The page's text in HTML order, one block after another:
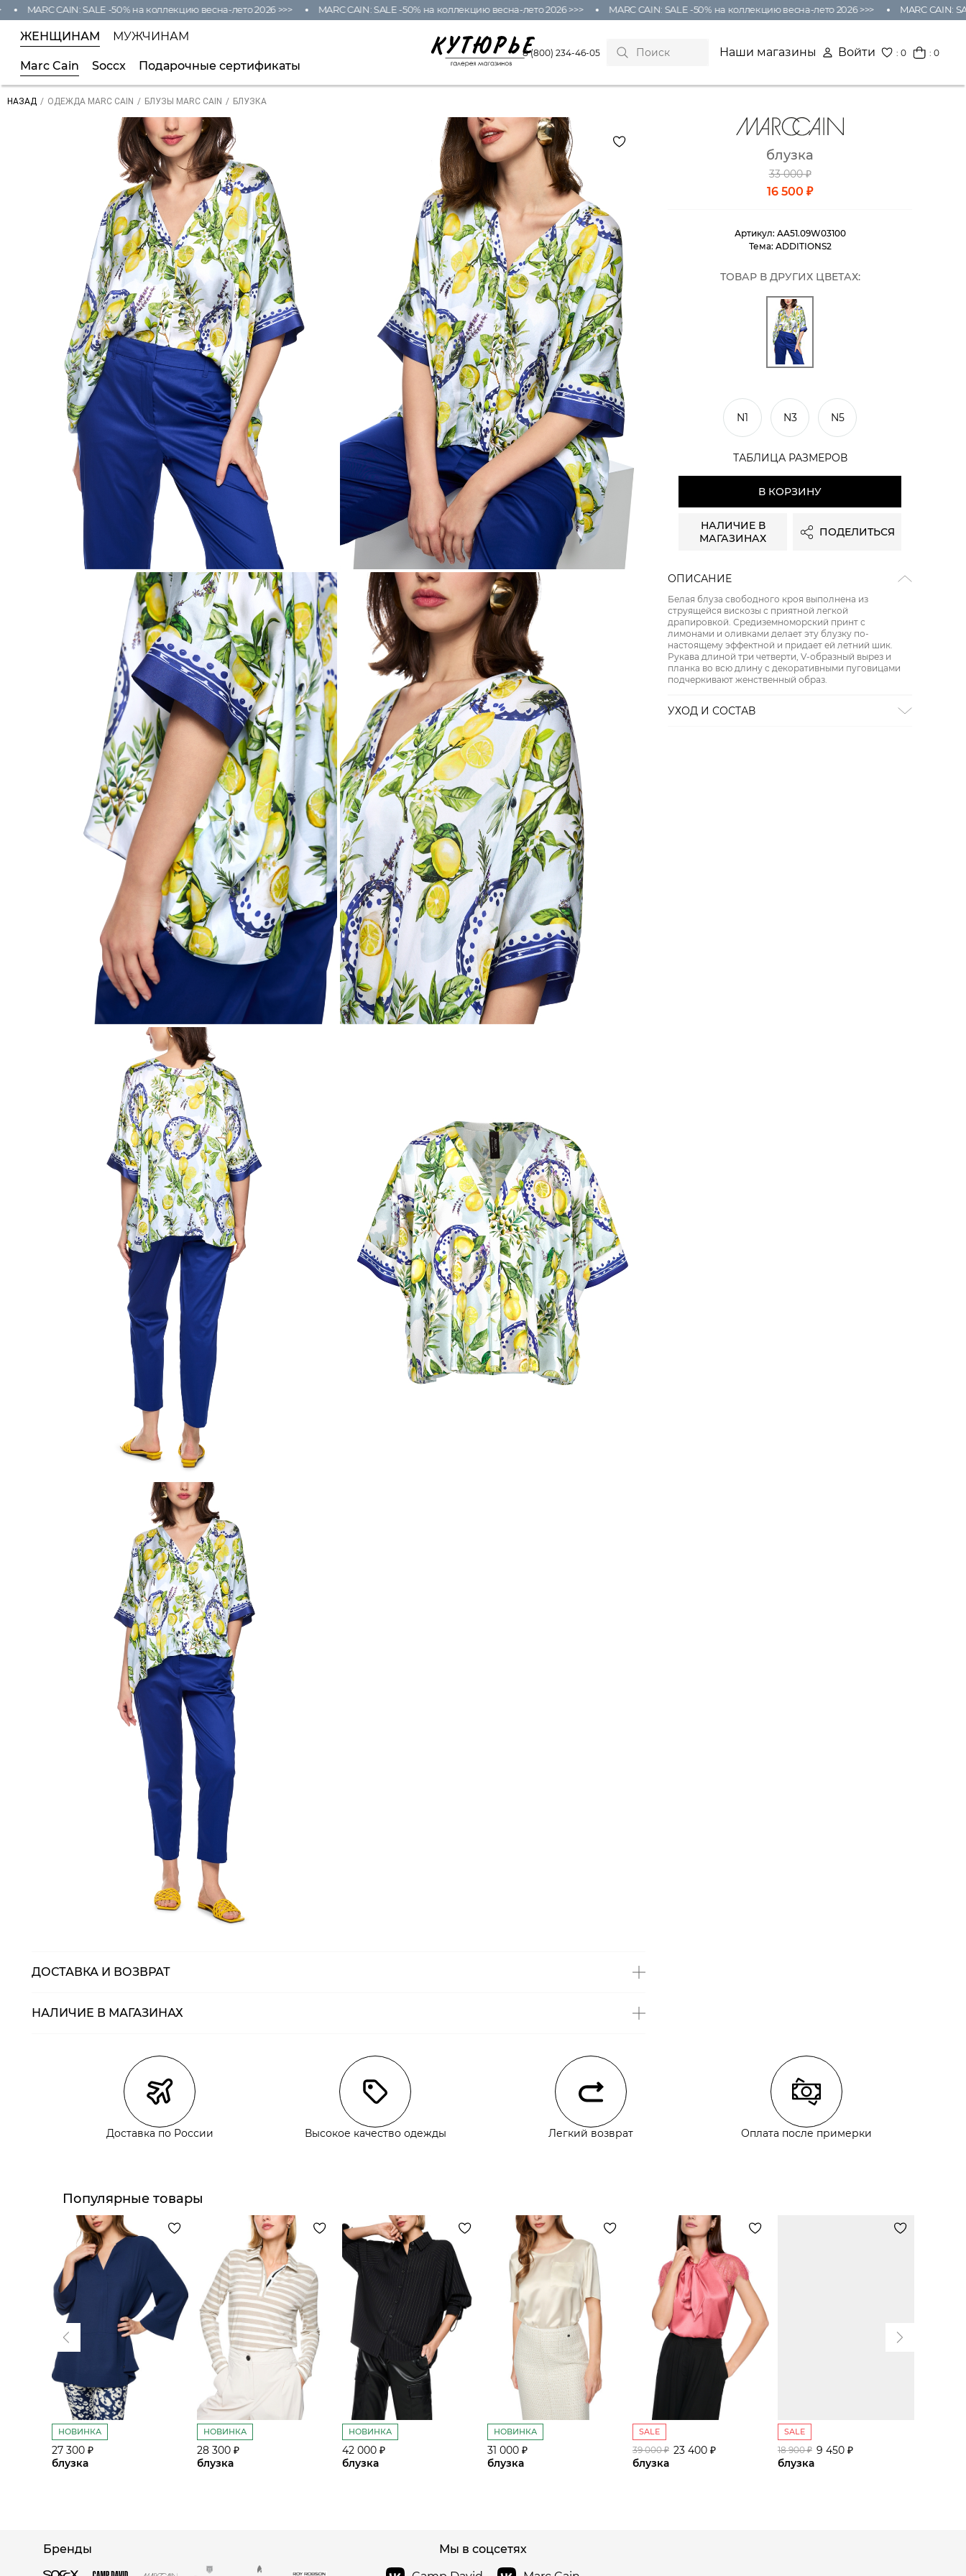
MARC CAIN: SALE -50% на коллекцию весна-лето 2026 >>> MARC CAIN: SALE -50% на коллекцию весна-лето 2026 >>> MARC CAIN: SALE -50% на коллекцию весна-лето 2026 >>> MARC CAIN:
ЖЕНЩИНАМ МУЖЧИНАМ
Marc Cain Soccx Подарочные сертификаты
8 (800) 234-46-05 Наши магазины Войти :0 : 0
НАЗАД / ОДЕЖДА MARC CAIN / БЛУЗЫ MARC CAIN / БЛУЗКА
ДОСТАВКА И ВОЗВРАТ
Курьерская доставка СДЭК
Самовывоз из пункта выдачи СДЭК
Самовывоз из наших магазинов
Самовывоз из пункта выдачи СДЭК
НАЛИЧИЕ В МАГАЗИНАХ
блузка
33 000 ₽
16 500 ₽
Артикул: AA51.09W03100
Тема: ADDITIONS2
ТОВАР В ДРУГИХ ЦВЕТАХ:
N1 N3 N5
ТАБЛИЦА РАЗМЕРОВ
В КОРЗИНУ
НАЛИЧИЕ В
МАГАЗИНАХ
ПОДЕЛИТЬСЯ
ОПИСАНИЕ
Белая блуза свободного кроя выполнена из
струящейся вискозы с приятной легкой
драпировкой. Средиземноморский принт с
лимонами и оливками делает эту блузку по-
настоящему эффектной и придает ей летний шик.
Рукава длиной три четверти, V-образный вырез и
планка во всю длину с декоративными пуговицами
подчеркивают женственный образ.
УХОД И СОСТАВ
Доставка по России Высокое качество одежды Легкий возврат Оплата после примерки
Популярные товары
НОВИНКА
27 300 ₽
блузка
НОВИНКА
28 300 ₽
блузка
НОВИНКА
42 000 ₽
блузка
НОВИНКА
31 000 ₽
блузка
SALE
39 000 ₽ 23 400 ₽
блузка
SALE
18 900 ₽ 9 450 ₽
блузка
Бренды
Мы в соцсетях